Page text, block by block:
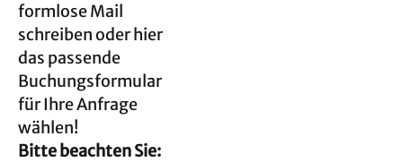
formlose Mail
schreiben oder hier
das passende
Buchungsformular
für Ihre Anfrage
wählen!
Bitte beachten Sie: